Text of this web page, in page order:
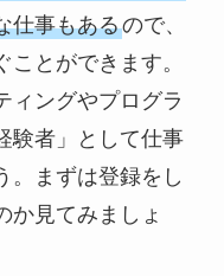
仕事もあるので、
とができます。
ィングやプログラ
験者」として仕事
。まずは登録をし
か見てみましょ